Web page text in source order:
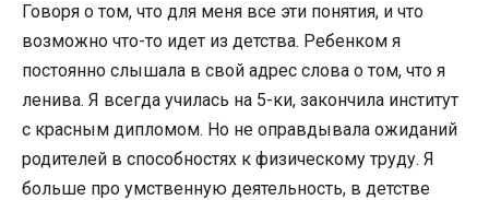
Говоря о том, что для меня все эти понятия, и что
возможно что-то идет из детства. Ребенком я
постоянно слышала в свой адрес слова о том, что я
ленива. Я всегда училась на 5-ки, закончила институт
с красным дипломом. Но не оправдывала ожиданий
родителей в способностях к физическому труду. Я
больше про умственную деятельность, в детстве